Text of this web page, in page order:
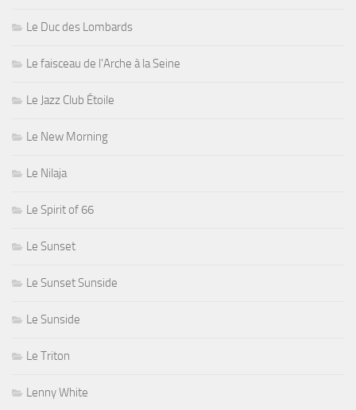
Le Duc des Lombards
Le faisceau de l'Arche à la Seine
Le Jazz Club Étoile
Le New Morning
Le Nilaja
Le Spirit of 66
Le Sunset
Le Sunset Sunside
Le Sunside
Le Triton
Lenny White